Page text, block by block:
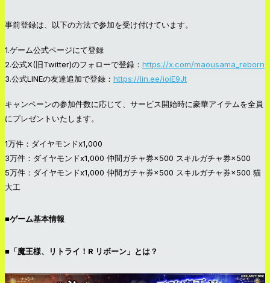
事前登録は、以下の方法で参加を受け付けています。
1.ゲーム公式ページにて登録
2.公式X(旧Twitter)のフォローで登録： https://x.com/maousama_reborn
3.公式LINEの友達追加で登録： https://lin.ee/ioiE9Jt
キャンペーンの参加件数に応じて、サービス開始時に豪華アイテムを全員
にプレゼントいたします。
1万件：ダイヤモンドx1,000
3万件：ダイヤモンドx1,000 仲間ガチャ券×500 スキルガチャ券×500
5万件：ダイヤモンドx1,000 仲間ガチャ券×500 スキルガチャ券×500 猫
大工
■ゲーム基本情報
■「魔王様、リトライ！R リボーン」とは？